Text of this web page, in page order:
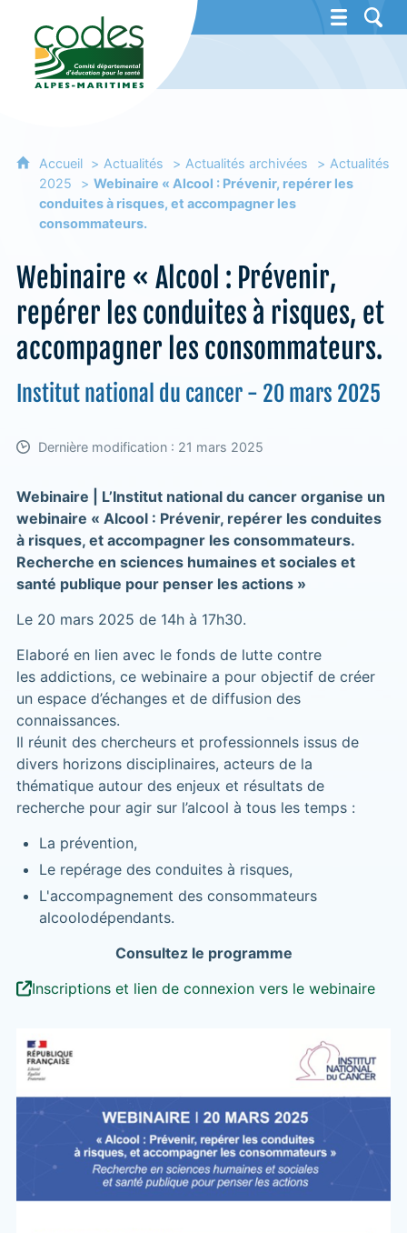
CoDES 06 - Comité départemental
Accueil Actualités Actualités archivées
Actualités
2025
Webinaire « Alcool : Prévenir, repérer les
conduites à risques, et accompagner les
consommateurs.
Webinaire « Alcool : Prévenir,
repérer les conduites à risques, et
accompagner les consommateurs.
Institut national du cancer - 20 mars 2025
Dernière modification : 21 mars 2025
Webinaire | L’Institut national du cancer organise un
webinaire « Alcool : Prévenir, repérer les conduites
à risques, et accompagner les consommateurs.
Recherche en sciences humaines et sociales et
santé publique pour penser les actions »
Le 20 mars 2025 de 14h à 17h30.
Elaboré en lien avec le fonds de lutte contre
les addictions, ce webinaire a pour objectif de créer
un espace d’échanges et de diffusion des
connaissances.
​Il réunit des chercheurs et professionnels issus de
divers horizons disciplinaires, acteurs de la
thématique autour des enjeux et résultats de
recherche pour agir sur l’alcool à tous les temps :
La prévention,
Le repérage des conduites à risques,
L'accompagnement des consommateurs
alcoolodépendants.
Consultez le programme
Inscriptions et lien de connexion vers le webinaire